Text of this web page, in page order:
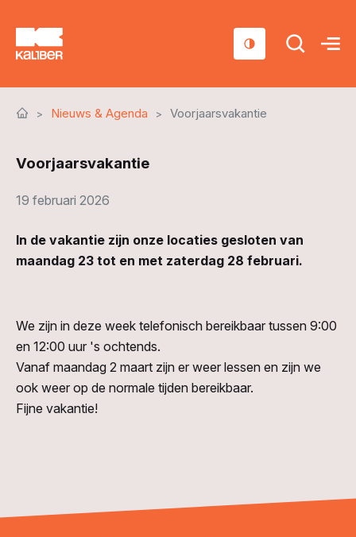
Sociaal domein
Over ons
Nieuws & Agenda
Contact
Nieuws & Agenda Voorjaarsvakantie
Voorjaarsvakantie
19 februari 2026
In de vakantie zijn onze locaties gesloten van
maandag 23 tot en met zaterdag 28 februari.
We zijn in deze week telefonisch bereikbaar tussen 9:00
en 12:00 uur 's ochtends.
Vanaf maandag 2 maart zijn er weer lessen en zijn we
ook weer op de normale tijden bereikbaar.
Fijne vakantie!